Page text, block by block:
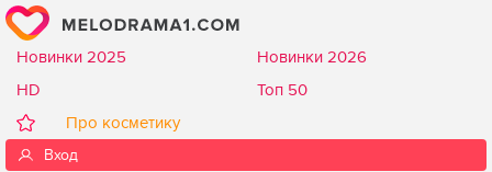
Новинки 2025
Новинки 2026
HD
Топ 50
Про косметику
Вход